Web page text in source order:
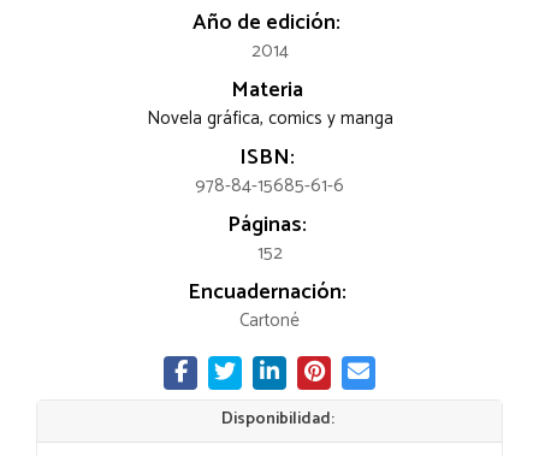
Año de edición:
2014
Materia
Novela gráfica, comics y manga
ISBN:
978-84-15685-61-6
Páginas:
152
Encuadernación:
Cartoné
Disponibilidad: